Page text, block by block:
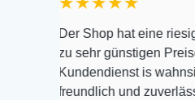
Shop hat eine riesige Auswahl
sehr günstigen Preisen. Der
is wahnsinnig
und zuverlässig, noch